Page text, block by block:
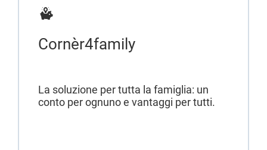
Cornèr4family
La soluzione per tutta la famiglia: un
conto per ognuno e vantaggi per tutti.